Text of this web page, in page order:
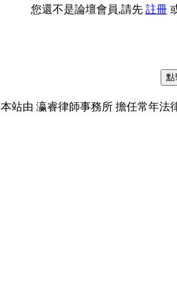
您還不是論壇會員,請先 註冊
本站由 瀛睿律師事務所 擔任常年法